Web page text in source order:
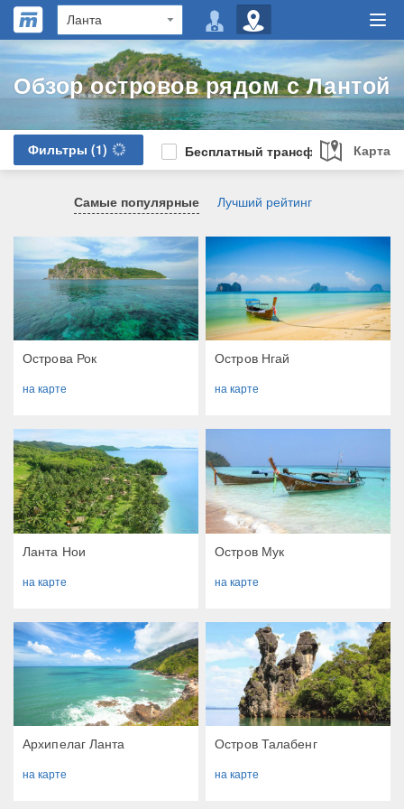
Обзор островов рядом с Лантой
Фильтры (1) Бесплатный трансфер Карта
Самые популярные Лучший рейтинг
Острова Рок
на карте
Остров Нгай
на карте
Ланта Нои
на карте
​Остров Мук
на карте
Архипелаг Ланта
на карте
​Остров Талабенг
на карте